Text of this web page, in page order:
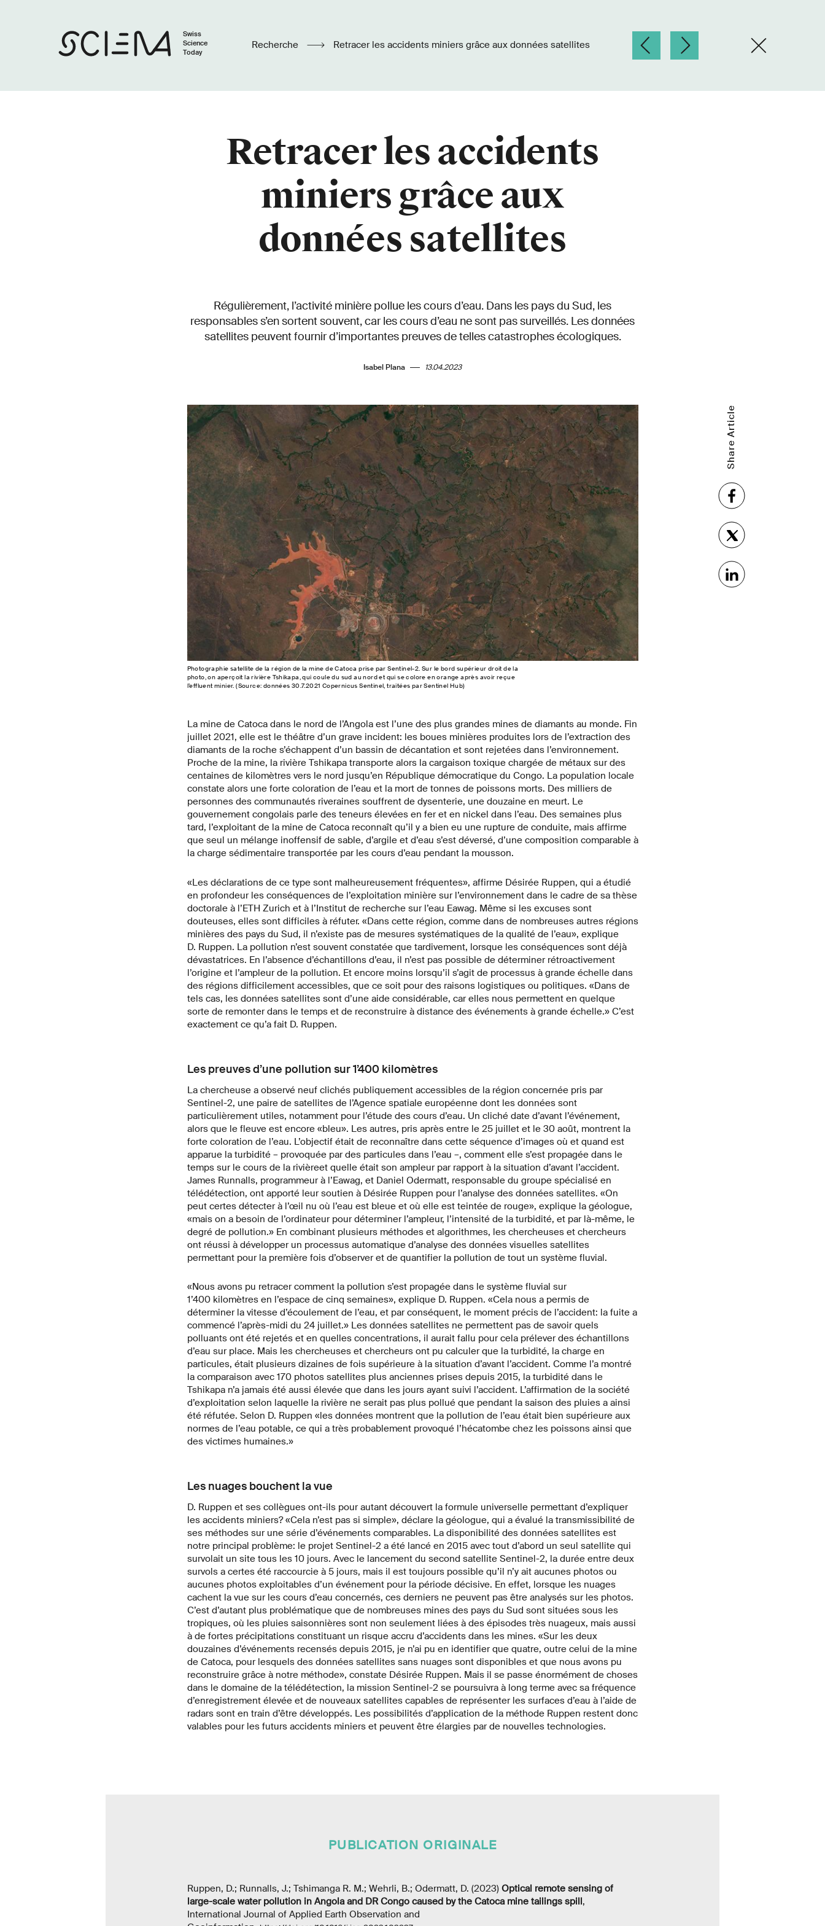
Swiss
Science
Today
Recherche Retracer les accidents miniers grâce aux données satellites
Retracer les accidents
miniers grâce aux
données satellites
Régulièrement, l’activité minière pollue les cours d’eau. Dans les pays du Sud, les
responsables s’en sortent souvent, car les cours d’eau ne sont pas surveillés. Les données
satellites peuvent fournir d’importantes preuves de telles catastrophes écologiques.
Isabel Plana 13.04.2023
Photographie satellite de la région de la mine de Catoca prise par Sentinel-2. Sur le bord supérieur droit de la
photo, on aperçoit la rivière Tshikapa, qui coule du sud au nord et qui se colore en orange après avoir reçue
l’effluent minier. (Source: données 30.7.2021 Copernicus Sentinel, traitées par Sentinel Hub)
Share Article
La mine de Catoca dans le nord de l’Angola est l’une des plus grandes mines de diamants au monde. Fin
juillet 2021, elle est le théâtre d’un grave incident: les boues minières produites lors de l’extraction des
diamants de la roche s’échappent d’un bassin de décantation et sont rejetées dans l’environnement.
Proche de la mine, la rivière Tshikapa transporte alors la cargaison toxique chargée de métaux sur des
centaines de kilomètres vers le nord jusqu’en République démocratique du Congo. La population locale
constate alors une forte coloration de l’eau et la mort de tonnes de poissons morts. Des milliers de
personnes des communautés riveraines souffrent de dysenterie, une douzaine en meurt. Le
gouvernement congolais parle des teneurs élevées en fer et en nickel dans l’eau. Des semaines plus
tard, l’exploitant de la mine de Catoca reconnaît qu’il y a bien eu une rupture de conduite, mais affirme
que seul un mélange inoffensif de sable, d’argile et d’eau s’est déversé, d’une composition comparable à
la charge sédimentaire transportée par les cours d’eau pendant la mousson.
«Les déclarations de ce type sont malheureusement fréquentes», affirme Désirée Ruppen, qui a étudié
en profondeur les conséquences de l’exploitation minière sur l’environnement dans le cadre de sa thèse
doctorale à l’ETH Zurich et à l’Institut de recherche sur l’eau Eawag. Même si les excuses sont
douteuses, elles sont difficiles à réfuter. «Dans cette région, comme dans de nombreuses autres régions
minières des pays du Sud, il n’existe pas de mesures systématiques de la qualité de l’eau», explique
D. Ruppen. La pollution n’est souvent constatée que tardivement, lorsque les conséquences sont déjà
dévastatrices. En l’absence d’échantillons d’eau, il n’est pas possible de déterminer rétroactivement
l’origine et l’ampleur de la pollution. Et encore moins lorsqu’il s’agit de processus à grande échelle dans
des régions difficilement accessibles, que ce soit pour des raisons logistiques ou politiques. «Dans de
tels cas, les données satellites sont d’une aide considérable, car elles nous permettent en quelque
sorte de remonter dans le temps et de reconstruire à distance des événements à grande échelle.» C’est
exactement ce qu’a fait D. Ruppen.
Les preuves d’une pollution sur 1’400 kilomètres
La chercheuse a observé neuf clichés publiquement accessibles de la région concernée pris par
Sentinel-2, une paire de satellites de l’Agence spatiale européenne dont les données sont
particulièrement utiles, notamment pour l’étude des cours d’eau. Un cliché date d’avant l’événement,
alors que le fleuve est encore «bleu». Les autres, pris après entre le 25 juillet et le 30 août, montrent la
forte coloration de l’eau. L’objectif était de reconnaître dans cette séquence d’images où et quand est
apparue la turbidité – provoquée par des particules dans l’eau –, comment elle s’est propagée dans le
temps sur le cours de la rivièreet quelle était son ampleur par rapport à la situation d’avant l’accident.
James Runnalls, programmeur à l’Eawag, et Daniel Odermatt, responsable du groupe spécialisé en
télédétection, ont apporté leur soutien à Désirée Ruppen pour l’analyse des données satellites. «On
peut certes détecter à l’œil nu où l’eau est bleue et où elle est teintée de rouge», explique la géologue,
«mais on a besoin de l’ordinateur pour déterminer l’ampleur, l’intensité de la turbidité, et par là-même, le
degré de pollution.» En combinant plusieurs méthodes et algorithmes, les chercheuses et chercheurs
ont réussi à développer un processus automatique d’analyse des données visuelles satellites
permettant pour la première fois d’observer et de quantifier la pollution de tout un système fluvial.
«Nous avons pu retracer comment la pollution s’est propagée dans le système fluvial sur
1’400 kilomètres en l’espace de cinq semaines», explique D. Ruppen. «Cela nous a permis de
déterminer la vitesse d’écoulement de l’eau, et par conséquent, le moment précis de l’accident: la fuite a
commencé l’après-midi du 24 juillet.» Les données satellites ne permettent pas de savoir quels
polluants ont été rejetés et en quelles concentrations, il aurait fallu pour cela prélever des échantillons
d’eau sur place. Mais les chercheuses et chercheurs ont pu calculer que la turbidité, la charge en
particules, était plusieurs dizaines de fois supérieure à la situation d’avant l’accident. Comme l’a montré
la comparaison avec 170 photos satellites plus anciennes prises depuis 2015, la turbidité dans le
Tshikapa n’a jamais été aussi élevée que dans les jours ayant suivi l’accident. L’affirmation de la société
d’exploitation selon laquelle la rivière ne serait pas plus pollué que pendant la saison des pluies a ainsi
été réfutée. Selon D. Ruppen «les données montrent que la pollution de l’eau était bien supérieure aux
normes de l’eau potable, ce qui a très probablement provoqué l’hécatombe chez les poissons ainsi que
des victimes humaines.»
Les nuages bouchent la vue
D. Ruppen et ses collègues ont-ils pour autant découvert la formule universelle permettant d’expliquer
les accidents miniers? «Cela n’est pas si simple», déclare la géologue, qui a évalué la transmissibilité de
ses méthodes sur une série d’événements comparables. La disponibilité des données satellites est
notre principal problème: le projet Sentinel-2 a été lancé en 2015 avec tout d’abord un seul satellite qui
survolait un site tous les 10 jours. Avec le lancement du second satellite Sentinel-2, la durée entre deux
survols a certes été raccourcie à 5 jours, mais il est toujours possible qu’il n’y ait aucunes photos ou
aucunes photos exploitables d’un événement pour la période décisive. En effet, lorsque les nuages
cachent la vue sur les cours d’eau concernés, ces derniers ne peuvent pas être analysés sur les photos.
C’est d’autant plus problématique que de nombreuses mines des pays du Sud sont situées sous les
tropiques, où les pluies saisonnières sont non seulement liées à des épisodes très nuageux, mais aussi
à de fortes précipitations constituant un risque accru d’accidents dans les mines. «Sur les deux
douzaines d’événements recensés depuis 2015, je n’ai pu en identifier que quatre, outre celui de la mine
de Catoca, pour lesquels des données satellites sans nuages sont disponibles et que nous avons pu
reconstruire grâce à notre méthode», constate Désirée Ruppen. Mais il se passe énormément de choses
dans le domaine de la télédétection, la mission Sentinel-2 se poursuivra à long terme avec sa fréquence
d’enregistrement élevée et de nouveaux satellites capables de représenter les surfaces d’eau à l’aide de
radars sont en train d’être développés. Les possibilités d’application de la méthode Ruppen restent donc
valables pour les futurs accidents miniers et peuvent être élargies par de nouvelles technologies.
PUBLICATION ORIGINALE
Ruppen, D.; Runnalls, J.; Tshimanga R. M.; Wehrli, B.; Odermatt, D. (2023) Optical remote sensing of
large-scale water pollution in Angola and DR Congo caused by the Catoca mine tailings spill,
International Journal of Applied Earth Observation and